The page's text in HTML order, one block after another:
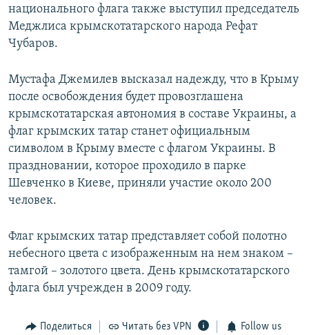
национального флага также выступил председатель
Меджлиса крымскотатарского народа Рефат
Чубаров.
Мустафа Джемилев высказал надежду, что в Крыму
после освобождения будет провозглашена
крымскотатарская автономия в составе Украины, а
флаг крымских татар станет официальным
символом в Крыму вместе с флагом Украины. В
праздновании, которое проходило в парке
Шевченко в Киеве, приняли участие около 200
человек.
Флаг крымских татар представляет собой полотно
небесного цвета с изображенным на нем знаком –
тамгой – золотого цвета. День крымскотатарского
флага был учрежден в 2009 году.
Поделиться Читать без VPN Follow us